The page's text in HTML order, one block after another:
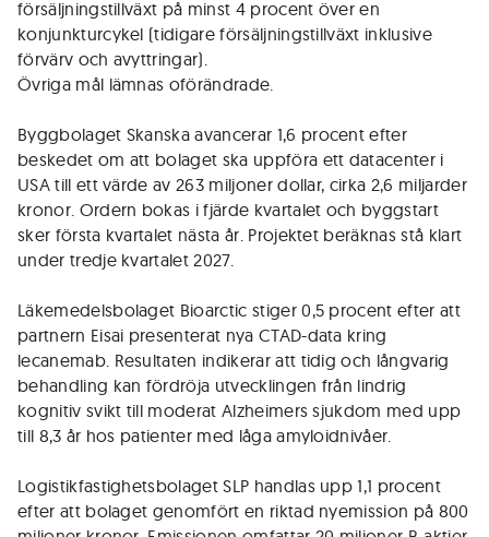
försäljningstillväxt på minst 4 procent över en
konjunkturcykel (tidigare försäljningstillväxt inklusive
förvärv och avyttringar).
Övriga mål lämnas oförändrade.
Byggbolaget Skanska avancerar 1,6 procent efter
beskedet om att bolaget ska uppföra ett datacenter i
USA till ett värde av 263 miljoner dollar, cirka 2,6 miljarder
kronor. Ordern bokas i fjärde kvartalet och byggstart
sker första kvartalet nästa år. Projektet beräknas stå klart
under tredje kvartalet 2027.
Läkemedelsbolaget Bioarctic stiger 0,5 procent efter att
partnern Eisai presenterat nya CTAD-data kring
lecanemab. Resultaten indikerar att tidig och långvarig
behandling kan fördröja utvecklingen från lindrig
kognitiv svikt till moderat Alzheimers sjukdom med upp
till 8,3 år hos patienter med låga amyloidnivåer.
Logistikfastighetsbolaget SLP handlas upp 1,1 procent
efter att bolaget genomfört en riktad nyemission på 800